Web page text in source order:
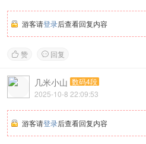
游客请登录后查看回复内容
 赞  回复
几米小山 数码4段
2025-10-8 22:09:53
游客请登录后查看回复内容